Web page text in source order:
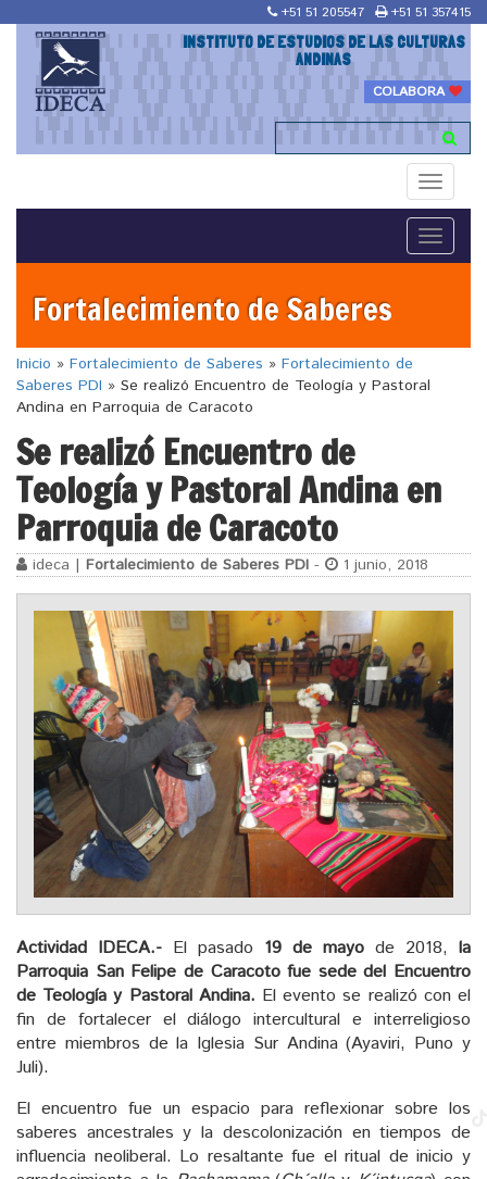
+51 51 205547 +51 51 357415
INSTITUTO DE ESTUDIOS DE LAS CULTURAS
ANDINAS
COLABORA
Toggle
Toggle
Fortalecimiento de Saberes
Inicio » Fortalecimiento de Saberes » Fortalecimiento de
Saberes PDI » Se realizó Encuentro de Teología y Pastoral
Andina en Parroquia de Caracoto
Se realizó Encuentro de
Teología y Pastoral Andina en
Parroquia de Caracoto
ideca | Fortalecimiento de Saberes PDI - 1 junio, 2018
Actividad IDECA.- El pasado 19 de mayo de 2018, la
Parroquia San Felipe de Caracoto fue sede del Encuentro
de Teología y Pastoral Andina. El evento se realizó con el
fin de fortalecer el diálogo intercultural e interreligioso
entre miembros de la Iglesia Sur Andina (Ayaviri, Puno y
Juli).
El encuentro fue un espacio para reflexionar sobre los
saberes ancestrales y la descolonización en tiempos de
influencia neoliberal. Lo resaltante fue el ritual de inicio y